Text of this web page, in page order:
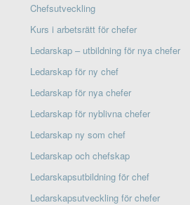
Chefsutveckling
Kurs i arbetsrätt för chefer
Ledarskap – utbildning för nya chefer
Ledarskap för ny chef
Ledarskap för nya chefer
Ledarskap för nyblivna chefer
Ledarskap ny som chef
Ledarskap och chefskap
Ledarskapsutbildning för chef
Ledarskapsutveckling för chefer